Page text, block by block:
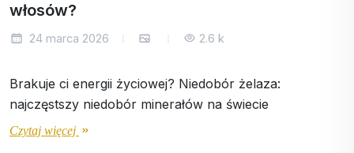
włosów?
24 marca 2026 2.6 k
Brakuje ci energii życiowej? Niedobór żelaza:
najczęstszy niedobór minerałów na świecie
Czytaj więcej